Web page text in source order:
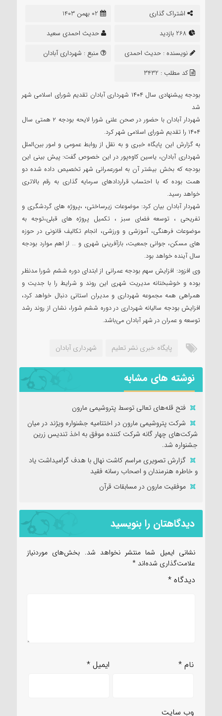
اشتراک گذاری
02 بهمن 1403
حدیث احمدی سعید
نویسنده : حدیث احمدی
سعید
منبع : شهرداری آبادان
کد مطلب : 3432
بودجه پیشنهادی سال ۱۴۰۴ شهرداری آبادان تقدیم شورای اسلامی شهر
شد
شهردار آبادان با حضور در صحن علنی شورا لایحه بودجه ۲ همتی سال
۱۴۰۴ را تقدیم شورای اسلامی شهر کرد.
به گزارش این پایگاه خبری و به نقل از روابط عمومی و امور بین‌الملل
شهرداری آبادان، یاسین کاوه‌پور در این خصوص گفت: پیش بینی این
بودجه که بخش بیشتر آن به امورعمرانی شهر تخصیص داده شده دو
همت بوده که با احتساب قراردادهای سرمایه گذاری به رقم بالاتری
خواهد رسید‌.
شهردار آبادان بیان کرد: موضوعات زیرساختی، ،پروژه های گردشگری و
تفریحی ، توسعه فضای سبز ، تکمیل پروژه های قبلی،توجه به
موضوعات فرهنگی، آموزشی و ورزشی، انجام تکالیف قانونی در حوزه
های مسکن، جوانی جمعیت، بازآفرینی شهری و … از اهم موارد بودجه
سال آینده خواهد بود.
وی افزود: افزایش سهم بودجه عمرانی از ابتدای دوره ششم شورا مدنظر
بوده و خوشبختانه مدیریت شهری این روند و شرایط را با جدیت و
همراهی همه مجموعه شهرداری و مدیران استانی دنبال خواهد کرد،
افزایش بودجه سالیانه شهرداری در دوره ششم شورا، نشان از روند رشد
توسعه و عمران در شهر آبادان می‌باشد.
پایگاه خبری نشر تعلیم شهرداری آبادان
نوشته های مشابه
فتح‌ قله‌های تعالی توسط پتروشیمی مارون
شرکت پتروشیمی مارون در اختتامیه جشنواره ویژند در میان
شرکت‌های چهار گانه شرکت کننده موفق به اخذ تندیس زرین
جشنواره شد.
گزارش تصویری مراسم کاشت نهال با هدف گرامیداشت یاد
و خاطره هنرمندان و اصحاب رسانه فقید
موفقیت مارون در مسابقات قرآن
دیدگاهتان را بنویسید
نشانی ایمیل شما منتشر نخواهد شد. بخش‌های موردنیاز
علامت‌گذاری شده‌اند *
دیدگاه *
نام* ایمیل*
وب‌ سایت